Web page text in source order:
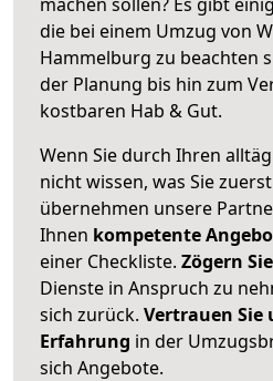
die bei einem Umzug von
Hammelburg zu beachten
der Planung bis hin zum
kostbaren Hab & Gut.
Wenn Sie durch Ihren
nicht wissen, was Sie
übernehmen unsere
Ihnen kompetente
einer Checkliste. Zögern
Dienste in Anspruch zu
sich zurück. Vertrauen Sie
Erfahrung in der
sich Angebote.